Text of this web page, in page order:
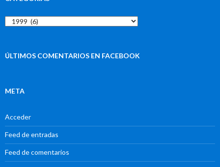
Categorías
ÚLTIMOS COMENTARIOS EN FACEBOOK
META
Acceder
Feed de entradas
Feed de comentarios